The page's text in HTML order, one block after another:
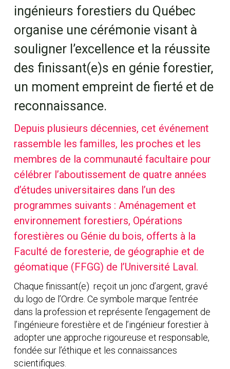
ingénieurs forestiers du Québec
organise une cérémonie visant à
souligner l’excellence et la réussite
des finissant(e)s en génie forestier,
un moment empreint de fierté et de
reconnaissance.
Depuis plusieurs décennies, cet événement
rassemble les familles, les proches et les
membres de la communauté facultaire pour
célébrer l’aboutissement de quatre années
d’études universitaires dans l’un des
programmes suivants : Aménagement et
environnement forestiers, Opérations
forestières ou Génie du bois, offerts à la
Faculté de foresterie, de géographie et de
géomatique (FFGG) de l’Université Laval.
Chaque finissant(e) reçoit un jonc d’argent, gravé
du logo de l’Ordre. Ce symbole marque l’entrée
dans la profession et représente l’engagement de
l’ingénieure forestière et de l’ingénieur forestier à
adopter une approche rigoureuse et responsable,
fondée sur l’éthique et les connaissances
scientifiques.